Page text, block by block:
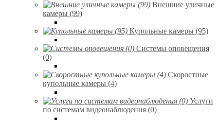
Внешние уличные
камеры (99)
Купольные камеры (95)
Системы оповещения
(0)
Скоростные
купольные камеры (4)
Услуги
по системам видеонаблюдения (0)